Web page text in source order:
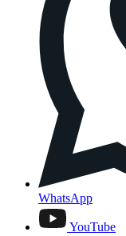
WhatsApp
YouTube